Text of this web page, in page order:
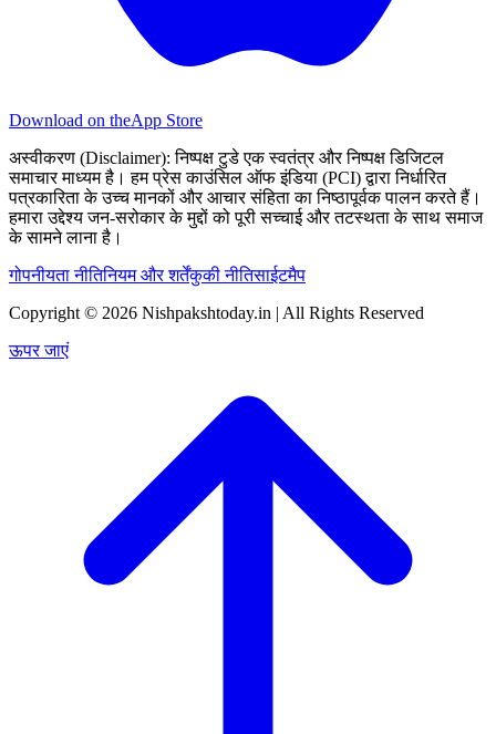
Download on theApp Store
अस्वीकरण (Disclaimer): निष्पक्ष टुडे एक स्वतंत्र और निष्पक्ष डिजिटल
समाचार माध्यम है। हम प्रेस काउंसिल ऑफ इंडिया (PCI) द्वारा निर्धारित
पत्रकारिता के उच्च मानकों और आचार संहिता का निष्ठापूर्वक पालन करते हैं।
हमारा उद्देश्य जन-सरोकार के मुद्दों को पूरी सच्चाई और तटस्थता के साथ समाज
के सामने लाना है।
गोपनीयता नीतिनियम और शर्तेंकुकी नीतिसाईटमैप
Copyright © 2026 Nishpakshtoday.in | All Rights Reserved
ऊपर जाएं